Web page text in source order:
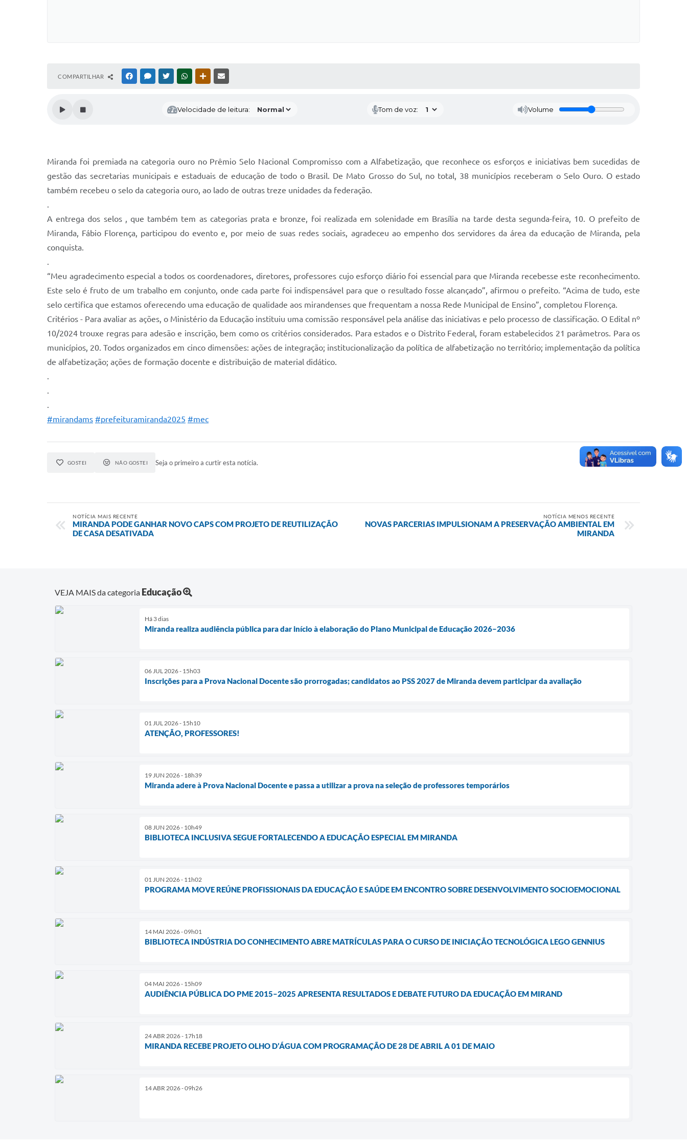
COMPARTILHAR FACEBOOKMESSENGER
TWITTERWHATSAPPOUTRAS MÍDIAS
Velocidade de leitura: Tom de voz: Volume
Miranda foi premiada na categoria ouro no Prêmio Selo Nacional Compromisso com a Alfabetização, que reconhece os esforços e iniciativas bem sucedidas de
gestão das secretarias municipais e estaduais de educação de todo o Brasil. De Mato Grosso do Sul, no total, 38 municípios receberam o Selo Ouro. O estado
também recebeu o selo da categoria ouro, ao lado de outras treze unidades da federação.
.
A entrega dos selos , que também tem as categorias prata e bronze, foi realizada em solenidade em Brasília na tarde desta segunda-feira, 10. O prefeito de
Miranda, Fábio Florença, participou do evento e, por meio de suas redes sociais, agradeceu ao empenho dos servidores da área da educação de Miranda, pela
conquista.
.
“Meu agradecimento especial a todos os coordenadores, diretores, professores cujo esforço diário foi essencial para que Miranda recebesse este reconhecimento.
Este selo é fruto de um trabalho em conjunto, onde cada parte foi indispensável para que o resultado fosse alcançado”, afirmou o prefeito. “Acima de tudo, este
selo certifica que estamos oferecendo uma educação de qualidade aos mirandenses que frequentam a nossa Rede Municipal de Ensino”, completou Florença.
Critérios - Para avaliar as ações, o Ministério da Educação instituiu uma comissão responsável pela análise das iniciativas e pelo processo de classificação. O Edital nº
10/2024 trouxe regras para adesão e inscrição, bem como os critérios considerados. Para estados e o Distrito Federal, foram estabelecidos 21 parâmetros. Para os
municípios, 20. Todos organizados em cinco dimensões: ações de integração; institucionalização da política de alfabetização no território; implementação da política
de alfabetização; ações de formação docente e distribuição de material didático.
.
.
.
#mirandams #prefeituramiranda2025 #mec
GOSTEI NÃO GOSTEI Seja o primeiro a curtir esta notícia.
NOTÍCIA MAIS RECENTE
MIRANDA PODE GANHAR NOVO CAPS COM PROJETO DE REUTILIZAÇÃO
DE CASA DESATIVADA
NOTÍCIA MENOS RECENTE
NOVAS PARCERIAS IMPULSIONAM A PRESERVAÇÃO AMBIENTAL EM
MIRANDA
VEJA MAIS da categoria Educação
Há 3 dias
Miranda realiza audiência pública para dar início à elaboração do Plano Municipal de Educação 2026–2036
06 JUL 2026 - 15h03
Inscrições para a Prova Nacional Docente são prorrogadas; candidatos ao PSS 2027 de Miranda devem participar da avaliação
01 JUL 2026 - 15h10
ATENÇÃO, PROFESSORES!
19 JUN 2026 - 18h39
Miranda adere à Prova Nacional Docente e passa a utilizar a prova na seleção de professores temporários
08 JUN 2026 - 10h49
BIBLIOTECA INCLUSIVA SEGUE FORTALECENDO A EDUCAÇÃO ESPECIAL EM MIRANDA
01 JUN 2026 - 11h02
PROGRAMA MOVE REÚNE PROFISSIONAIS DA EDUCAÇÃO E SAÚDE EM ENCONTRO SOBRE DESENVOLVIMENTO SOCIOEMOCIONAL
14 MAI 2026 - 09h01
BIBLIOTECA INDÚSTRIA DO CONHECIMENTO ABRE MATRÍCULAS PARA O CURSO DE INICIAÇÃO TECNOLÓGICA LEGO GENNIUS
04 MAI 2026 - 15h09
AUDIÊNCIA PÚBLICA DO PME 2015–2025 APRESENTA RESULTADOS E DEBATE FUTURO DA EDUCAÇÃO EM MIRAND
24 ABR 2026 - 17h18
MIRANDA RECEBE PROJETO OLHO D’ÁGUA COM PROGRAMAÇÃO DE 28 DE ABRIL A 01 DE MAIO
14 ABR 2026 - 09h26